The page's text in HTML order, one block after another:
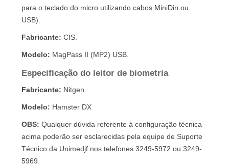
para o teclado do micro utilizando cabos MiniDin ou
USB).
Fabricante: CIS.
Modelo: MagPass II (MP2) USB.
Especificação do leitor de biometria
Fabricante: Nitgen
Modelo: Hamster DX
OBS: Qualquer dúvida referente à configuração técnica
acima poderão ser esclarecidas pela equipe de Suporte
Técnico da Unimedjf nos telefones 3249-5972 ou 3249-
5969.